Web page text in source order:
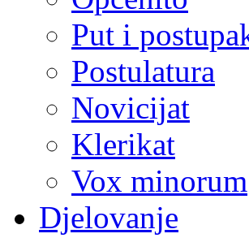
Put i
Postulatura
Novicijat
Klerikat
Vox minorum
Djelovanje